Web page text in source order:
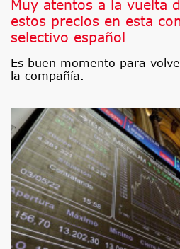
Muy atentos a la vuelta
estos precios en esta
selectivo español
Es buen momento para
la compañía.